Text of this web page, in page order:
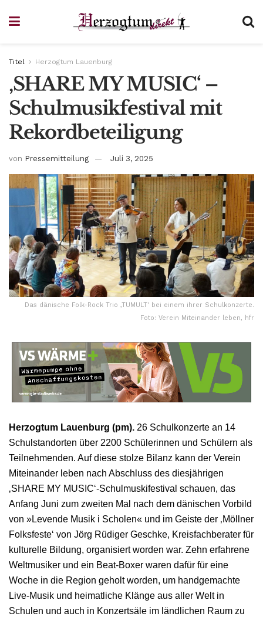
Titel Herzogtum Lauenburg
‚SHARE MY MUSIC‘ –
Schulmusikfestival mit
Rekordbeteiligung
von Pressemitteilung Juli 3, 2025
Das dänische Folk-Rock Trio ‚TUMULT' bei einem ihrer Schulkonzerte.
Foto: Verein Miteinander leben, hfr
Herzogtum Lauenburg (pm). 26 Schulkonzerte an 14
Schulstandorten über 2200 Schülerinnen und Schülern als
Teilnehmenden. Auf diese stolze Bilanz kann der Verein
Miteinander leben nach Abschluss des diesjährigen
‚SHARE MY MUSIC‘-Schulmuskifestival schauen, das
Anfang Juni zum zweiten Mal nach dem dänischen Vorbild
von »Levende Musik i Scholen« und im Geiste der ‚Möllner
Folksfeste‘ von Jörg Rüdiger Geschke, Kreisfachberater für
kulturelle Bildung, organisiert worden war. Zehn erfahrene
Weltmusiker und ein Beat-Boxer waren dafür für eine
Woche in die Region geholt worden, um handgemachte
Live-Musik und heimatliche Klänge aus aller Welt in
Schulen und auch in Konzertsäle im ländlichen Raum zu